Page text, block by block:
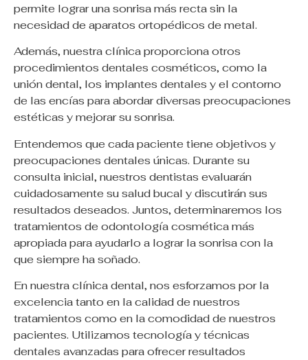
permite lograr una sonrisa más recta sin la
necesidad de aparatos ortopédicos de metal.
Además, nuestra clínica proporciona otros
procedimientos dentales cosméticos, como la
unión dental, los implantes dentales y el contorno
de las encías para abordar diversas preocupaciones
estéticas y mejorar su sonrisa.
Entendemos que cada paciente tiene objetivos y
preocupaciones dentales únicas. Durante su
consulta inicial, nuestros dentistas evaluarán
cuidadosamente su salud bucal y discutirán sus
resultados deseados. Juntos, determinaremos los
tratamientos de odontología cosmética más
apropiada para ayudarlo a lograr la sonrisa con la
que siempre ha soñado.
En nuestra clínica dental, nos esforzamos por la
excelencia tanto en la calidad de nuestros
tratamientos como en la comodidad de nuestros
pacientes. Utilizamos tecnología y técnicas
dentales avanzadas para ofrecer resultados